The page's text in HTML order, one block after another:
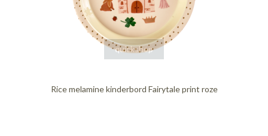
quickshop
Rice melamine kinderbord Fairytale print roze